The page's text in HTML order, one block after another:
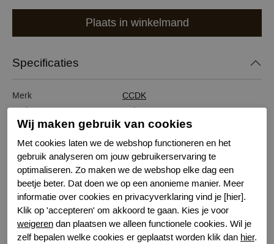
Plaats in winkelmand
Specificaties
Merk
CCDK
Serie naam
Uni Taupe
Leveranciercode
60050
Bestelcode
621300092
Kleur
Taupe
Materiaal
Katoen/Viscose
Wasvoorschrift
30 graden machinewas
Nachtmode
Lange Mouw
Kenmerk
Bewuste Keuze!
Wij maken gebruik van cookies
Met cookies laten we de webshop functioneren en het
gebruik analyseren om jouw gebruikerservaring te
optimaliseren. Zo maken we de webshop elke dag een
beetje beter. Dat doen we op een anonieme manier. Meer
informatie over cookies en privacyverklaring vind je [hier].
Klik op 'accepteren' om akkoord te gaan. Kies je voor
weigeren dan plaatsen we alleen functionele cookies. Wil je
zelf bepalen welke cookies er geplaatst worden klik dan hier.